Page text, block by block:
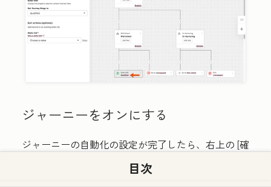
ジャーニーをオンにする
ジャーニーの自動化の設定が完了したら、右上の [確
]をクリックします。
目次